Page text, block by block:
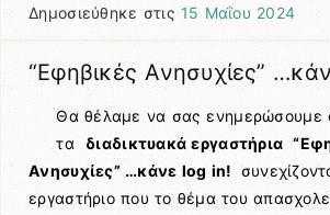
Δημοσιεύθηκε στις 15 Μαΐου 2024
“Eφηβικές Aνησυχίες”
Θα θέλαμε να σας ενημερώσουμε
τα διαδικτυακά εργαστήρια
Aνησυχίες” …κάνε log in!
εργαστήριο που το θέμα του